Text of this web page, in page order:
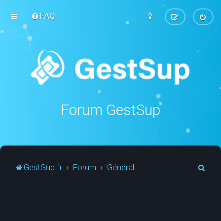
FAQ
Forum GestSup
GestSup.fr Forum Général